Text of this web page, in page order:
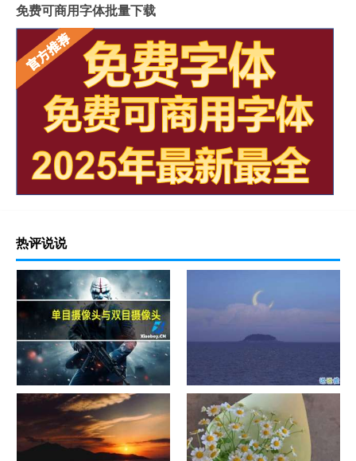
免费可商用字体批量下载
热评说说
单目摄像头与双目摄像头
晚安励志语录带图片 晚安心语
励志鸡汤